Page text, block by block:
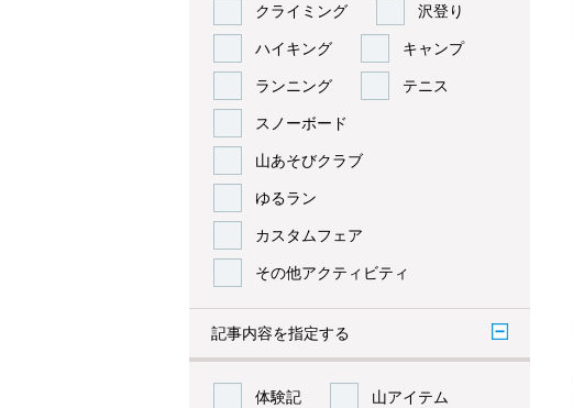
クライミング 沢登り
ハイキング キャンプ
ランニング テニス
スノーボード
山あそびクラブ
ゆるラン
カスタムフェア
その他アクティビティ
記事内容を指定する
体験記 山アイテム